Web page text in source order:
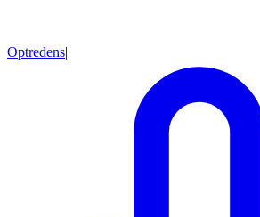
Optredens|